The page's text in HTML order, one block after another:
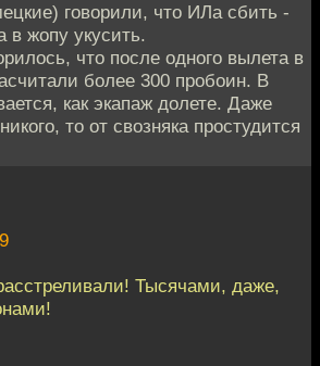
говорили, что ИЛа сбить -
в жопу укусить.
что после одного вылета в
более 300 пробоин. В
как экапаж долете. Даже
то от свозняка простудится
Тысячами, даже,